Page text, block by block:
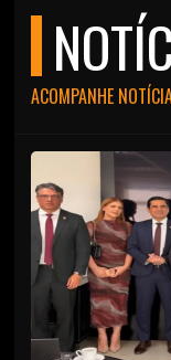
ACOMPANHE